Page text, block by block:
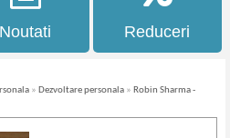
Noutati Reduceri
» Dezvoltare personala » Robin Sharma -